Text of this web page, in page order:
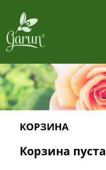
КОРЗИНА
Корзина пуста